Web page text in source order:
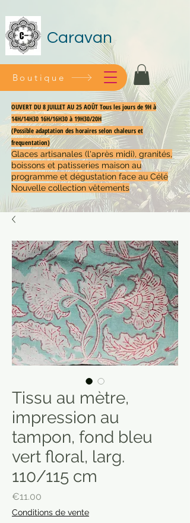
Caravan
OUVERT DU 8 JUILLET AU 25 AOÛT Tous les jours de 9H à
14H/14H30 16H/16H30 à 19H30/20H
(Possible adaptation des horaires selon chaleurs et
frequentation)
Glaces artisanales (l'après midi), granités,
boissons et patisseries maison au
programme et dégustation face au Célé
Nouvelle collection vêtements
Boutique
Tissu au mètre,
impression au
tampon, fond bleu
vert floral, larg.
110/115 cm
€11.00
Conditions de vente